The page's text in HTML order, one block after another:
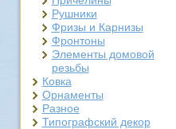
Рушники
Фризы и Карнизы
Фронтоны
Элементы домовой
резьбы
Ковка
Орнаменты
Разное
Типографский декор